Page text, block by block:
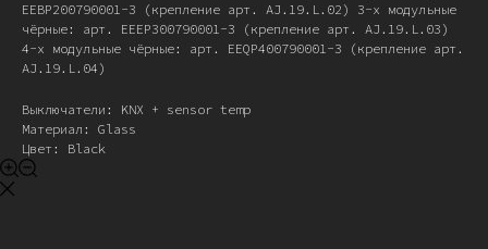
EEBP200790001-3 (крепление арт. AJ.19.L.02) 3-х модульные
чёрные: арт. EEEP300790001-3 (крепление арт. AJ.19.L.03)
4-х модульные чёрные: арт. EEQP400790001-3 (крепление арт.
AJ.19.L.04)
Выключатели: KNX + sensor temp
Материал: Glass
Цвет: Black